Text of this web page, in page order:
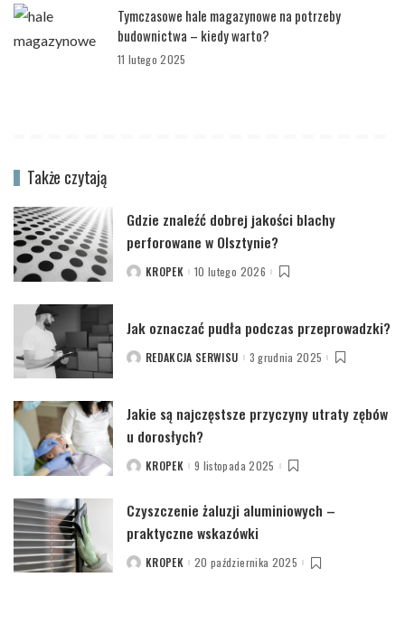
Tymczasowe hale magazynowe na potrzeby
budownictwa – kiedy warto?
11 lutego 2025
Także czytają
Gdzie znaleźć dobrej jakości blachy
perforowane w Olsztynie?
POSTEDKROPEK 10 lutego 2026
Jak oznaczać pudła podczas przeprowadzki?
POSTEDREDAKCJA SERWISU 3 grudnia 2025
Jakie są najczęstsze przyczyny utraty zębów
u dorosłych?
POSTEDKROPEK 9 listopada 2025
Czyszczenie żaluzji aluminiowych –
praktyczne wskazówki
POSTEDKROPEK 20 października 2025